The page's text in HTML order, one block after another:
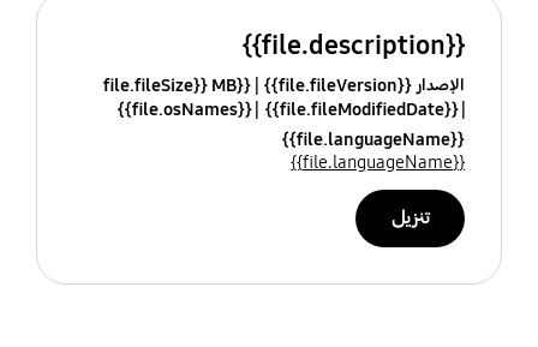
{{file.description}}
الإصدار {{file.fileVersion}}
{{file.fileSize}} MB
{{file.fileModifiedDate}}
{{file.osNames}}
{{file.languageName}}
{{file.languageName}}
تنزيل